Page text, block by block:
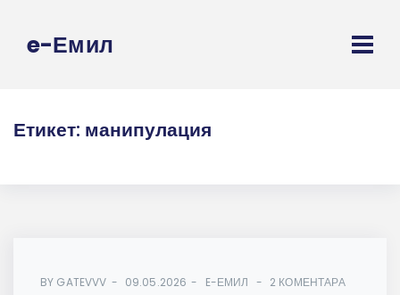
e-Емил
Етикет: манипулация
BY GATEVVV 09.05.2026 E-ЕМИЛ 2 КОМЕНТАРА